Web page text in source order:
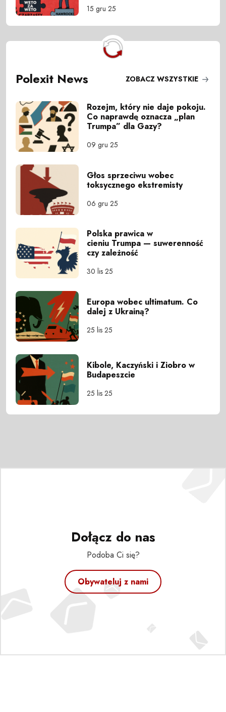
15 gru 25
Polexit News ZOBACZ WSZYSTKIE
Rozejm, który nie daje pokoju.
Co naprawdę oznacza „plan
Trumpa” dla Gazy?
09 gru 25
Głos sprzeciwu wobec
toksycznego ekstremisty
06 gru 25
Polska prawica w
cieniu Trumpa — suwerenność
czy zależność
30 lis 25
Europa wobec ultimatum. Co
dalej z Ukrainą?
25 lis 25
Kibole, Kaczyński i Ziobro w
Budapeszcie
25 lis 25
Dołącz do nas
Podoba Ci się?
Obywateluj z nami